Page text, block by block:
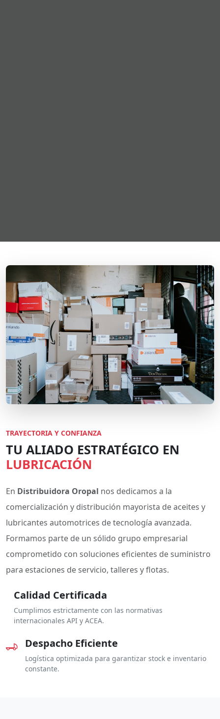
TRAYECTORIA Y CONFIANZA
TU ALIADO ESTRATÉGICO EN
LUBRICACIÓN
En Distribuidora Oropal nos dedicamos a la
comercialización y distribución mayorista de aceites y
lubricantes automotrices de tecnología avanzada.
Formamos parte de un sólido grupo empresarial
comprometido con soluciones eficientes de suministro
para estaciones de servicio, talleres y flotas.
Calidad Certificada
Cumplimos estrictamente con las normativas
internacionales API y ACEA.
Despacho Eficiente
Logística optimizada para garantizar stock e inventario
constante.